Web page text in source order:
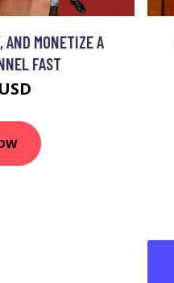
AND MONETIZE A
FAST